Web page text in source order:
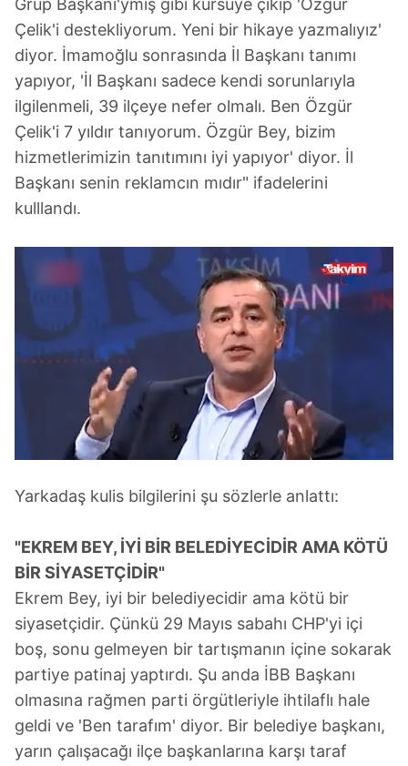
Grup Başkanı'ymış gibi kürsüye çıkıp 'Özgür
Çelik'i destekliyorum. Yeni bir hikaye yazmalıyız'
diyor. İmamoğlu sonrasında İl Başkanı tanımı
yapıyor, 'İl Başkanı sadece kendi sorunlarıyla
ilgilenmeli, 39 ilçeye nefer olmalı. Ben Özgür
Çelik'i 7 yıldır tanıyorum. Özgür Bey, bizim
hizmetlerimizin tanıtımını iyi yapıyor' diyor. İl
Başkanı senin reklamcın mıdır" ifadelerini
kulllandı.
Yarkadaş kulis bilgilerini şu sözlerle anlattı:
"EKREM BEY, İYİ BİR BELEDİYECİDİR AMA KÖTÜ
BİR SİYASETÇİDİR"
Ekrem Bey, iyi bir belediyecidir ama kötü bir
siyasetçidir. Çünkü 29 Mayıs sabahı CHP'yi içi
boş, sonu gelmeyen bir tartışmanın içine sokarak
partiye patinaj yaptırdı. Şu anda İBB Başkanı
olmasına rağmen parti örgütleriyle ihtilaflı hale
geldi ve 'Ben tarafım' diyor. Bir belediye başkanı,
yarın çalışacağı ilçe başkanlarına karşı taraf